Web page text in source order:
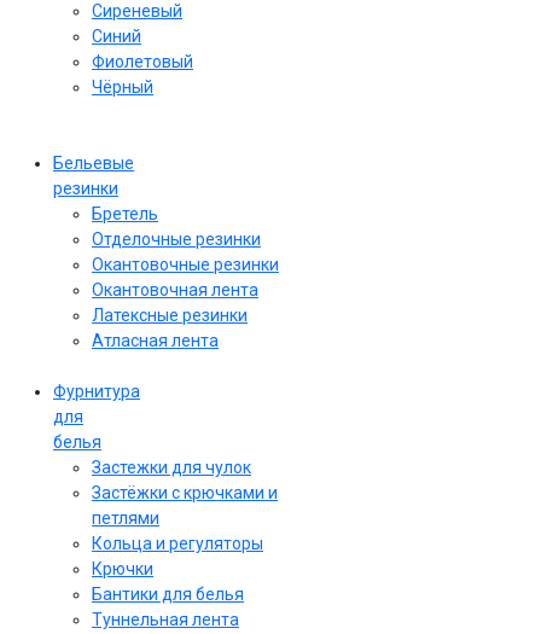
Сиреневый
Cиний
Фиолетовый
Чёрный
Бельевые
резинки
Бретель
Отделочные резинки
Окантовочные резинки
Окантовочная лента
Латексные резинки
Атласная лента
Фурнитура
для
белья
Застежки для чулок
Застёжки с крючками и
петлями
Кольца и регуляторы
Крючки
Бантики для белья
Туннельная лента